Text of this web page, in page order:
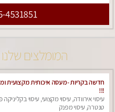
4531851
המומלצים
חדשה בקריות -מעסה איכותית מקצועית
!!!
עיסוי אירוודה, עיסוי מקצועי, עיסוי בקליניקה
טנטרה, עיסוי מפנק